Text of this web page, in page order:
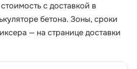
с доставкой в
бетона. Зоны, сроки
— на страницедоставки